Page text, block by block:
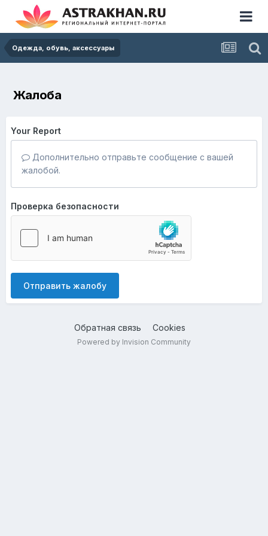
Одежда, обувь, аксессуары
Жалоба
Your Report
Дополнительно отправьте сообщение с вашей
жалобой.
Проверка безопасности
Отправить жалобу
Обратная связь Cookies
Powered by Invision Community